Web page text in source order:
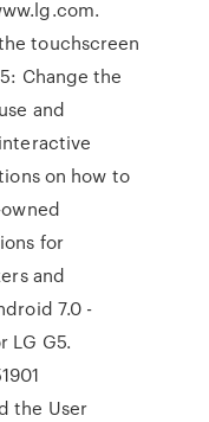
touchscreen
Change the
and
on how to
for
and
7.0 -
LG G5.
the User